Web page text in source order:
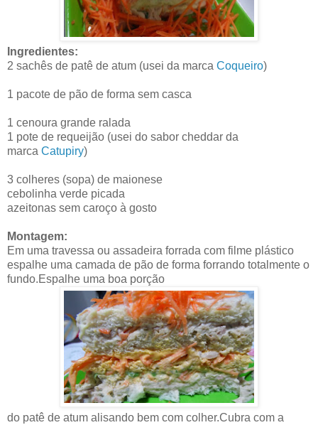
Ingredientes:
2 sachês de patê de atum (usei da marca Coqueiro)
1 pacote de pão de forma sem casca
1 cenoura grande ralada
1 pote de requeijão (usei do sabor cheddar da
marca Catupiry)
3 colheres (sopa) de maionese
cebolinha verde picada
azeitonas sem caroço à gosto
Montagem:
Em uma travessa ou assadeira forrada com filme plástico
espalhe uma camada de pão de forma forrando totalmente o
fundo.Espalhe uma boa porção
do patê de atum alisando bem com colher.Cubra com a